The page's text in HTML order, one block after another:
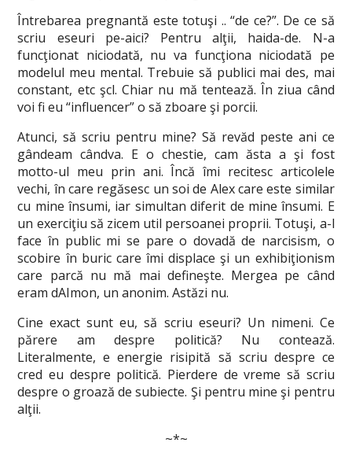
Întrebarea pregnantă este totuşi .. “de ce?”. De ce să
scriu eseuri pe-aici? Pentru alţii, haida-de. N-a
funcţionat niciodată, nu va funcţiona niciodată pe
modelul meu mental. Trebuie să publici mai des, mai
constant, etc şcl. Chiar nu mă tentează. În ziua când
voi fi eu “influencer” o să zboare şi porcii.
Atunci, să scriu pentru mine? Să revăd peste ani ce
gândeam cândva. E o chestie, cam ăsta a şi fost
motto-ul meu prin ani. Încă îmi recitesc articolele
vechi, în care regăsesc un soi de Alex care este similar
cu mine însumi, iar simultan diferit de mine însumi. E
un exerciţiu să zicem util persoanei proprii. Totuşi, a-l
face în public mi se pare o dovadă de narcisism, o
scobire în buric care îmi displace şi un exhibiţionism
care parcă nu mă mai defineşte. Mergea pe când
eram dAImon, un anonim. Astăzi nu.
Cine exact sunt eu, să scriu eseuri? Un nimeni. Ce
părere am despre politică? Nu contează.
Literalmente, e energie risipită să scriu despre ce
cred eu despre politică. Pierdere de vreme să scriu
despre o groază de subiecte. Şi pentru mine şi pentru
alţii.
~*~